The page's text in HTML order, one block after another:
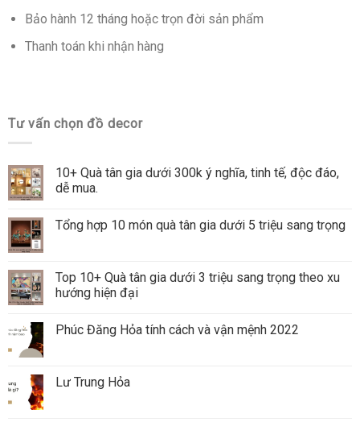
Bảo hành 12 tháng hoặc trọn đời sản phẩm
Thanh toán khi nhận hàng
Tư vấn chọn đồ decor
10+ Quà tân gia dưới 300k ý nghĩa, tinh tế, độc đáo,
dễ mua.
Tổng hợp 10 món quà tân gia dưới 5 triệu sang trọng
Top 10+ Quà tân gia dưới 3 triệu sang trọng theo xu
hướng hiện đại
Phúc Đăng Hỏa tính cách và vận mệnh 2022
Lư Trung Hỏa